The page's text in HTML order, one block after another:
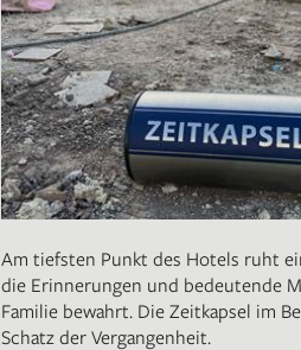
Am tiefsten Punkt des Hotels ruht
die Erinnerungen und bedeutende
Familie bewahrt. Die Zeitkapsel im
Schatz der Vergangenheit.